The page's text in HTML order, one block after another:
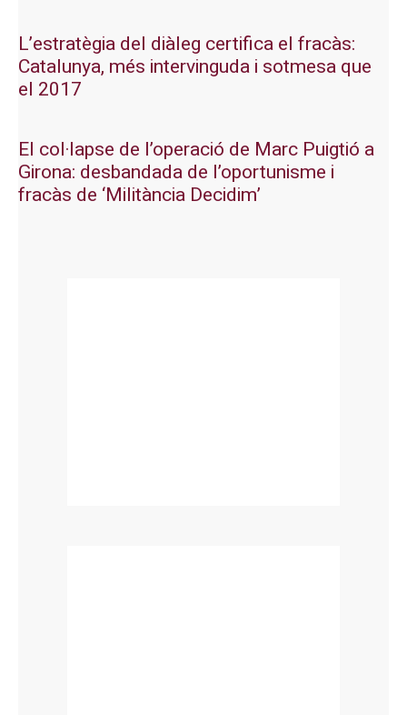
L’estratègia del diàleg certifica el fracàs:
Catalunya, més intervinguda i sotmesa que
el 2017
El col·lapse de l’operació de Marc Puigtió a
Girona: desbandada de l’oportunisme i
fracàs de ‘Militància Decidim’